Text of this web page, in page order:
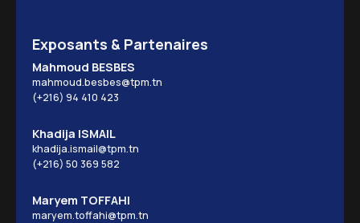
Exposants & Partenaires
Mahmoud BESBES
mahmoud.besbes@tpm.tn
(+216) 94 410 423
Khadija ISMAIL
khadija.ismail@tpm.tn
(+216) 50 369 582
Maryem TOFFAHI
maryem.toffahi@tpm.tn